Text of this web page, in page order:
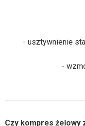
- usztywnienie
-
Czy kompres żelowy